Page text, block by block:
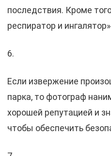
последствия. Кроме
респиратор и ингалятор»
6.
Если извержение
парка, то фотограф
хорошей репутацией и
чтобы обеспечить